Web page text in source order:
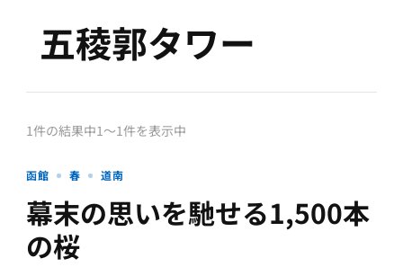
五稜郭タワー
1件の結果中1〜1件を表示中
函館 春 道南
幕末の思いを馳せる1,500本
の桜